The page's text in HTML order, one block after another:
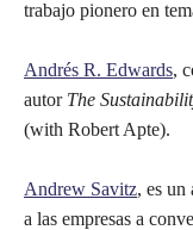
trabajo pionero en
Andrés R. Edwards,
autor The
(with Robert Apte).
Andrew Savitz, es un
a las empresas a